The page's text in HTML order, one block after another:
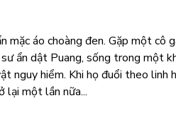
mặc áo choàng đen. Gặp một cô
ẩn dật Puang, sống trong một
nguy hiểm. Khi họ đuổi theo linh
lại một lần nữa...